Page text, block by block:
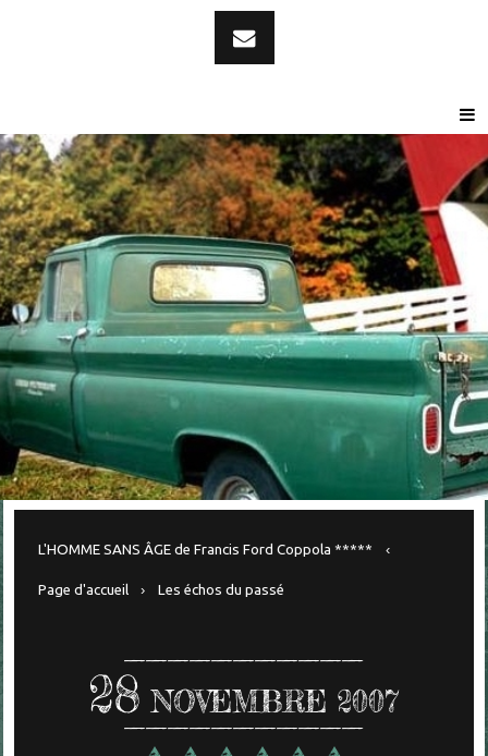
L'HOMME SANS ÂGE de Francis Ford Coppola *****
Page d'accueil Les échos du passé
28 NOVEMBRE 2007